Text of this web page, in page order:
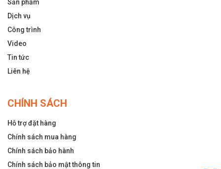
Sản phẩm
Dịch vụ
Công trình
Video
Tin tức
Liên hệ
CHÍNH SÁCH
Hỗ trợ đặt hàng
Chính sách mua hàng
Chính sách bảo hành
Chính sách bảo mật thông tin